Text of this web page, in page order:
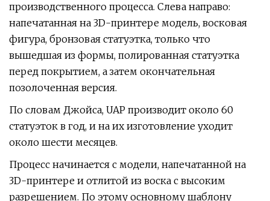
производственного процесса. Слева направо:
напечатанная на 3D-принтере модель, восковая
фигура, бронзовая статуэтка, только что
вышедшая из формы, полированная статуэтка
перед покрытием, а затем окончательная
позолоченная версия.
По словам Джойса, UAP производит около 60
статуэток в год, и на их изготовление уходит
около шести месяцев.
Процесс начинается с модели, напечатанной на
3D-принтере и отлитой из воска с высоким
разрешением. По этому основному шаблону